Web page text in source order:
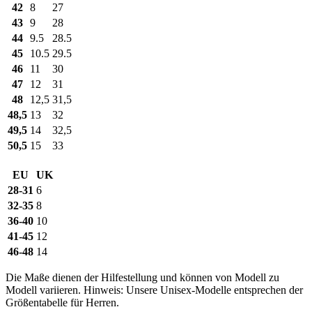
42 8
27
43 9
28
44 9.5
28.5
45
10.5 29.5
46
11
30
47
12
31
48
12,5 31,5
48,5 13
32
49,5 14
32,5
50,5 15 33
EU
UK
28-31 6
32-35 8
36-40 10
41-45 12
46-48 14
Die Maße dienen der Hilfestellung und können von Modell zu
Modell variieren. Hinweis: Unsere Unisex-Modelle entsprechen der
Größentabelle für Herren.